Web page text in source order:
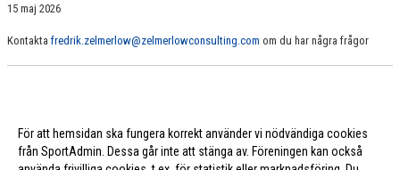
15 maj 2026
Kontakta fredrik.zelmerlow@zelmerlowconsulting.com om du har några frågor
För att hemsidan ska fungera korrekt använder vi nödvändiga cookies
från SportAdmin. Dessa går inte att stänga av. Föreningen kan också